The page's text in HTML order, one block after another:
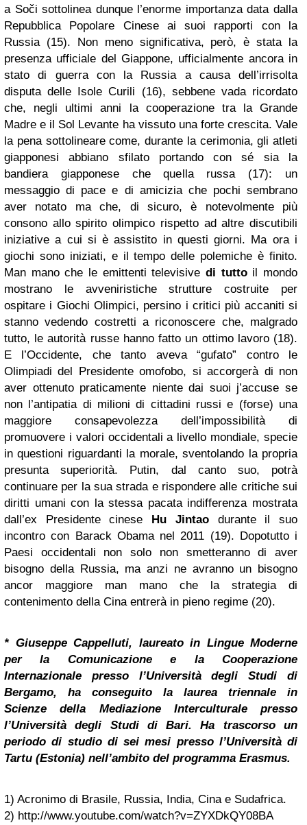
a Soči sottolinea dunque l’enorme importanza data dalla
Repubblica Popolare Cinese ai suoi rapporti con la
Russia (15). Non meno significativa, però, è stata la
presenza ufficiale del Giappone, ufficialmente ancora in
stato di guerra con la Russia a causa dell’irrisolta
disputa delle Isole Curili (16), sebbene vada ricordato
che, negli ultimi anni la cooperazione tra la Grande
Madre e il Sol Levante ha vissuto una forte crescita. Vale
la pena sottolineare come, durante la cerimonia, gli atleti
giapponesi abbiano sfilato portando con sé sia la
bandiera giapponese che quella russa (17): un
messaggio di pace e di amicizia che pochi sembrano
aver notato ma che, di sicuro, è notevolmente più
consono allo spirito olimpico rispetto ad altre discutibili
iniziative a cui si è assistito in questi giorni. Ma ora i
giochi sono iniziati, e il tempo delle polemiche è finito.
Man mano che le emittenti televisive di tuttoil mondo
mostrano le avveniristiche strutture costruite per
ospitare i Giochi Olimpici, persino i critici più accaniti si
stanno vedendo costretti a riconoscere che, malgrado
tutto, le autorità russe hanno fatto un ottimo lavoro (18).
E l’Occidente, che tanto aveva “gufato” contro le
Olimpiadi del Presidente omofobo, si accorgerà di non
aver ottenuto praticamente niente dai suoi j’accuse se
non l’antipatia di milioni di cittadini russi e (forse) una
maggiore consapevolezza dell’impossibilità di
promuovere i valori occidentali a livello mondiale, specie
in questioni riguardanti la morale, sventolando la propria
presunta superiorità. Putin, dal canto suo, potrà
continuare per la sua strada e rispondere alle critiche sui
diritti umani con la stessa pacata indifferenza mostrata
dall’ex Presidente cinese Hu Jintaodurante il suo
incontro con Barack Obama nel 2011 (19). Dopotutto i
Paesi occidentali non solo non smetteranno di aver
bisogno della Russia, ma anzi ne avranno un bisogno
ancor maggiore man mano che la strategia di
contenimento della Cina entrerà in pieno regime (20).
* Giuseppe Cappelluti, laureato in Lingue Moderne
per la Comunicazione e la Cooperazione
Internazionale presso l’Università degli Studi di
Bergamo, ha conseguito la laurea triennale in
Scienze della Mediazione Interculturale presso
l’Università degli Studi diBari. Ha trascorso un
periodo di studio di sei mesi presso l’Università di
Tartu (Estonia) nell’ambito del programma Erasmus.
1) Acronimo di Brasile, Russia, India, Cina e Sudafrica.
2) http://www.youtube.com/watch?v=ZYXDkQY08BA